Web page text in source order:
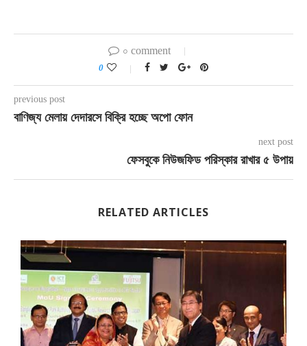
০ comment
0
previous post
বাণিজ্য মেলায় দেদারসে বিক্রি হচ্ছে অপো ফোন
next post
ফেসবুকে নিউজফিড পরিস্কার রাখার ৫ উপায়
RELATED ARTICLES